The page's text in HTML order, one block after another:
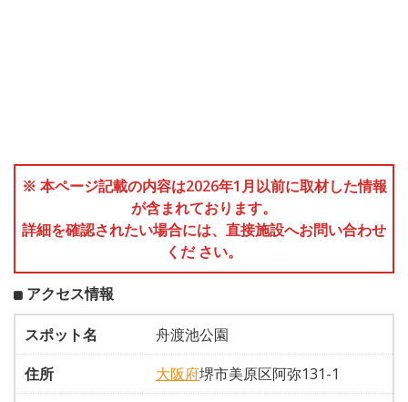
※ 本ページ記載の内容は2026年1月以前に取材した情報
が含まれております。
詳細を確認されたい場合には、直接施設へお問い合わせ
くだ さい。
アクセス情報
スポット名
舟渡池公園
住所
大阪府堺市美原区阿弥131-1